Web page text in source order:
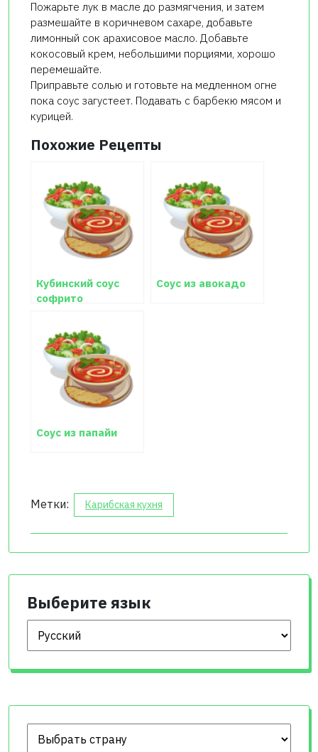
Пожарьте лук в масле до размягчения, и затем
размешайте в коричневом сахаре, добавьте
лимонный сок арахисовое масло. Добавьте
кокосовый крем, небольшими порциями, хорошо
перемешайте.
Приправьте солью и готовьте на медленном огне
пока соус загустеет. Подавать с барбекю мясом и
курицей.
Похожие Рецепты
Кубинский соус
софрито
Соус из авокадо
Соус из папайи
Метки: Карибская кухня
Выберите язык
Выберите язык